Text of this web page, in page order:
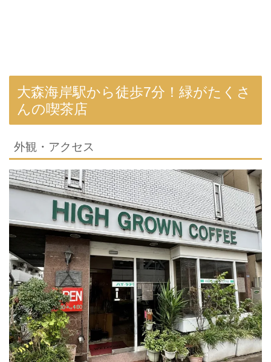
大森海岸駅から徒歩7分！緑がたくさ
んの喫茶店
外観・アクセス